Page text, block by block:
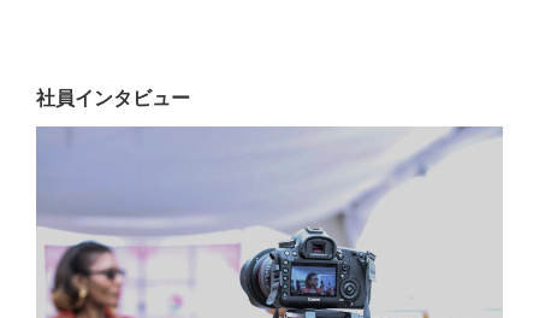
社員インタビュー